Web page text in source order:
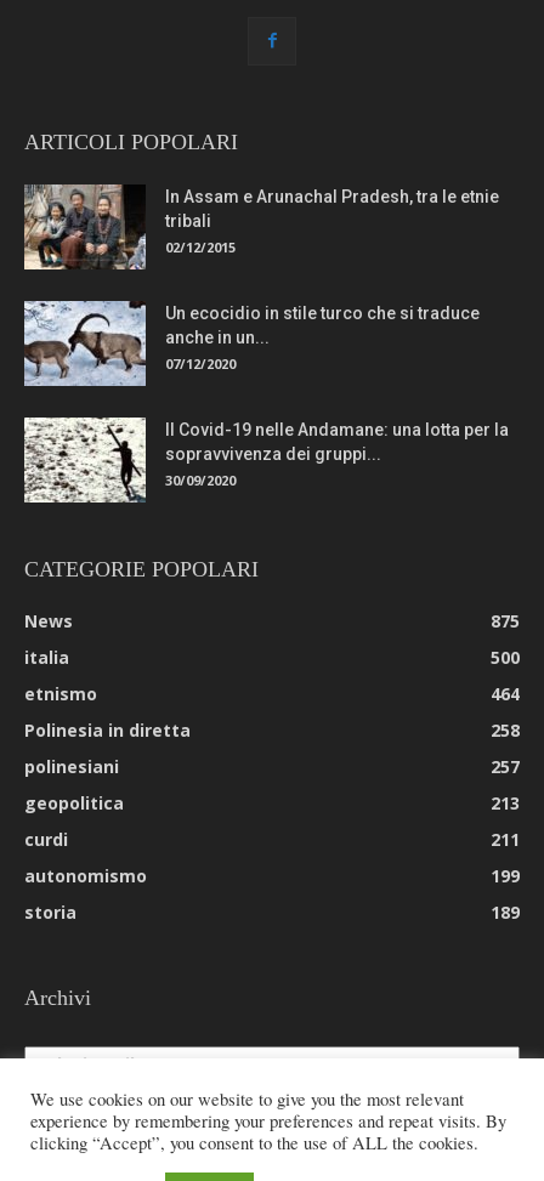
ARTICOLI POPOLARI
In Assam e Arunachal Pradesh, tra le etnie
tribali
02/12/2015
Un ecocidio in stile turco che si traduce
anche in un...
07/12/2020
Il Covid-19 nelle Andamane: una lotta per la
sopravvivenza dei gruppi...
30/09/2020
CATEGORIE POPOLARI
News
875
italia
500
etnismo
464
Polinesia in diretta
258
polinesiani
257
geopolitica
213
curdi
211
autonomismo
199
storia
189
Archivi
Archivi
We use cookies on our website to give you the most relevant
experience by remembering your preferences and repeat visits. By
clicking “Accept”, you consent to the use of ALL the cookies.